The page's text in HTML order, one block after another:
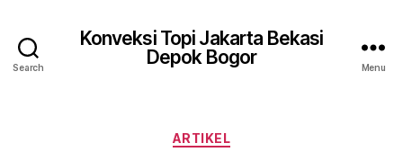
Search
Konveksi Topi Jakarta Bekasi
Depok Bogor
Menu
Categories
ARTIKEL